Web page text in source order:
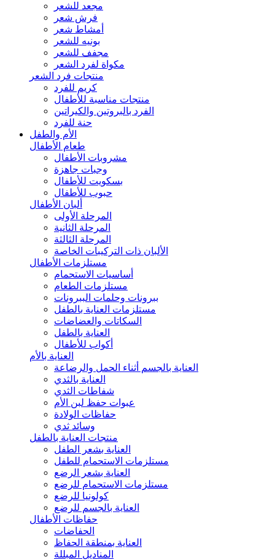
مجعد للشعر
فرش شعر
أمشاط شعر
بونيه للشعر
مجفف للشعر
مكواة لفرد الشعر
منتجات فرد الشعر
كريم للفرد
منتجات مناسبة للأطفال
الفرد بالبروتين والكيراتين
حنة للفرد
الأم والطفل
طعام الأطفال
مشروبات الأطفال
وجبات جاهزة
بسكويت للأطفال
حبوب للأطفال
ألبان الأطفال
المرحلة الأولى
المرحلة الثانية
المرحلة الثالثة
الألبان ذات التركيبات الخاصة
مستلزمات الأطفال
أساسيات الاستحمام
مستلزمات الطعام
ببرونات وحلمات الببرونات
مستلزمات العناية بالطفل
السكاتات والعضاضات
العناية بالطفل
أكواب للأطفال
العناية بالأم
العناية بالجسم أثناء الحمل والرضاعة
العناية بالثدي
شفاطات الثدي
عبوات حفظ لبن الأم
حفاظات الولادة
وسائد ثدي
منتجات العناية بالطفل
العناية بشعر الطفل
مستلزمات الاستحمام للطفل
العناية بشعر الرضع
مستلزمات الاستحمام للرضع
كولونيا للرضع
العناية بالجسم للرضع
حفاظات الأطفال
الحفاضات
العناية بمنطقة الحفاظ
المناديل المبللة